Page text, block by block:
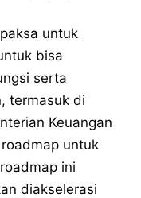
untuk
bisa
serta
termasuk di
Keuangan
untuk
ini
diakselerasi